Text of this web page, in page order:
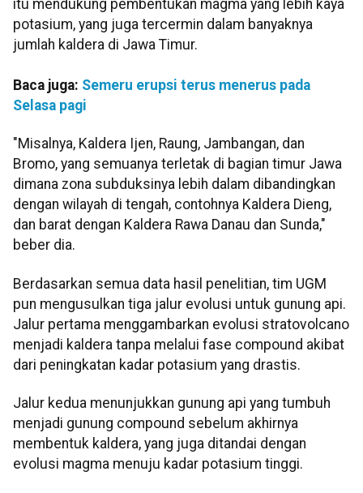
itu mendukung pembentukan magma yang lebih kaya
potasium, yang juga tercermin dalam banyaknya
jumlah kaldera di Jawa Timur.
Baca juga: Semeru erupsi terus menerus pada
Selasa pagi
"Misalnya, Kaldera Ijen, Raung, Jambangan, dan
Bromo, yang semuanya terletak di bagian timur Jawa
dimana zona subduksinya lebih dalam dibandingkan
dengan wilayah di tengah, contohnya Kaldera Dieng,
dan barat dengan Kaldera Rawa Danau dan Sunda,"
beber dia.
Berdasarkan semua data hasil penelitian, tim UGM
pun mengusulkan tiga jalur evolusi untuk gunung api.
Jalur pertama menggambarkan evolusi stratovolcano
menjadi kaldera tanpa melalui fase compound akibat
dari peningkatan kadar potasium yang drastis.
Jalur kedua menunjukkan gunung api yang tumbuh
menjadi gunung compound sebelum akhirnya
membentuk kaldera, yang juga ditandai dengan
evolusi magma menuju kadar potasium tinggi.